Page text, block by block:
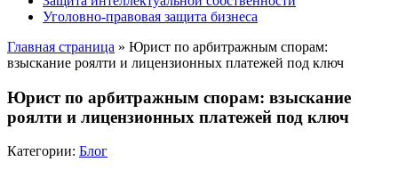
Уголовно-правовая защита бизнеса
Главная страница » Юрист по арбитражным спорам:
взыскание роялти и лицензионных платежей под ключ
Юрист по арбитражным спорам: взыскание
роялти и лицензионных платежей под ключ
Категории: Блог